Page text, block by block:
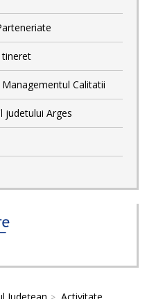
tineret
Calitatii
judetului Arges